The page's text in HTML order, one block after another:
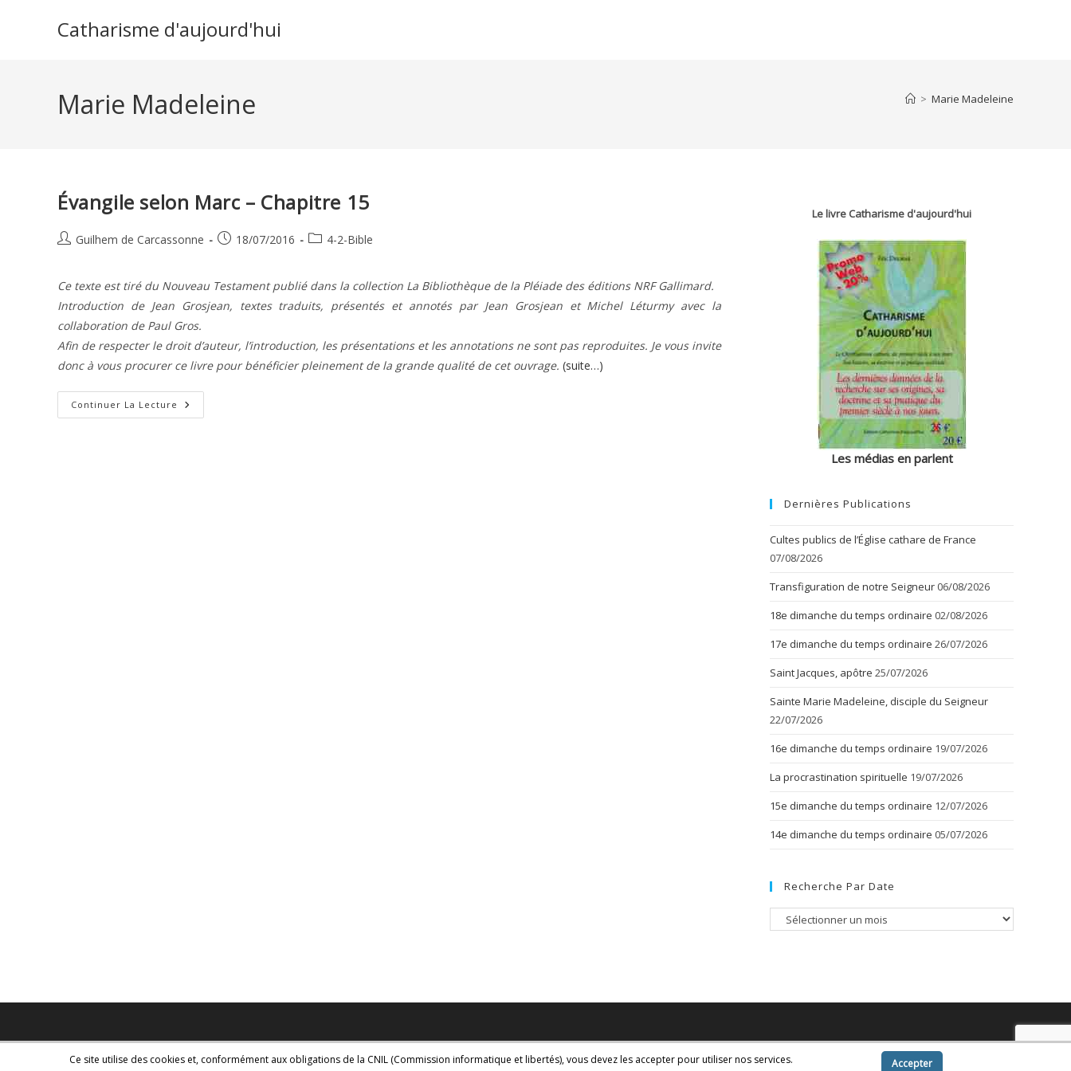
Catharisme d'aujourd'hui
Marie Madeleine > Marie Madeleine
Évangile selon Marc – Chapitre 15
Auteur/autrice
publication :
Guilhem de Carcassonne
Publication
18/07/2016
Post4-2-Bible
Ce texte est tiré du Nouveau Testament publié dans la collection La Bibliothèque de la Pléiade des éditions NRF Gallimard.
Introduction de Jean Grosjean, textes traduits, présentés et annotés par Jean Grosjean et Michel Léturmy avec la
collaboration de Paul Gros.
Afin de respecter le droit d’auteur, l’introduction, les présentations et les annotations ne sont pas reproduites. Je vous invite
donc à vous procurer ce livre pour bénéficier pleinement de la grande qualité de cet ouvrage. (suite…)
Continuer La Lecture Évangile
Selon
Le livre Catharisme d'aujourd'hui
Les médias en parlent
Dernières Publications
Cultes publics de l’Église cathare de France
07/08/2026
Transfiguration de notre Seigneur 06/08/2026
18e dimanche du temps ordinaire 02/08/2026
17e dimanche du temps ordinaire 26/07/2026
Saint Jacques, apôtre 25/07/2026
Sainte Marie Madeleine, disciple du Seigneur
22/07/2026
16e dimanche du temps ordinaire 19/07/2026
La procrastination spirituelle 19/07/2026
15e dimanche du temps ordinaire 12/07/2026
14e dimanche du temps ordinaire 05/07/2026
Recherche Par Date
Recherche
Copyright - WordPress Theme by OceanWP
Ce site utilise des cookies et, conformément aux obligations de la CNIL (Commission informatique et libertés), vous devez les accepter pour utiliser nos services. Accepter